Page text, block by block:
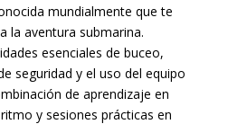
mundialmente que te
la aventura submarina.
esenciales de buceo,
seguridad y el uso del equipo
de aprendizaje en
y sesiones prácticas en